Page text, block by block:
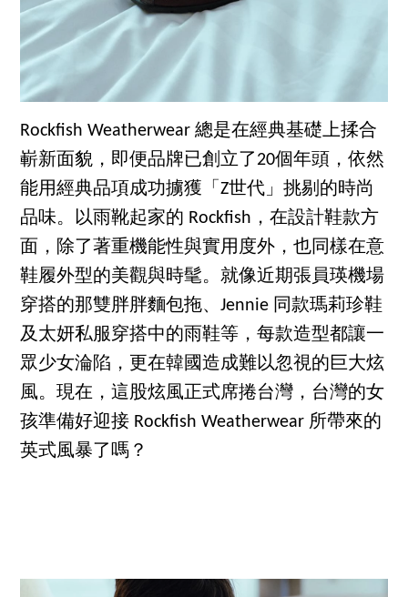
Rockfish Weatherwear 總是在經典基礎上揉合
嶄新面貌，即便品牌已創立了20個年頭，依然
能用經典品項成功擄獲「Z世代」挑剔的時尚
品味。以雨靴起家的 Rockfish，在設計鞋款方
面，除了著重機能性與實用度外，也同樣在意
鞋履外型的美觀與時髦。就像近期張員瑛機場
穿搭的那雙胖胖麵包拖、Jennie 同款瑪莉珍鞋
及太妍私服穿搭中的雨鞋等，每款造型都讓一
眾少女淪陷，更在韓國造成難以忽視的巨大炫
風。現在，這股炫風正式席捲台灣，台灣的女
孩準備好迎接 Rockfish Weatherwear 所帶來的
英式風暴了嗎？